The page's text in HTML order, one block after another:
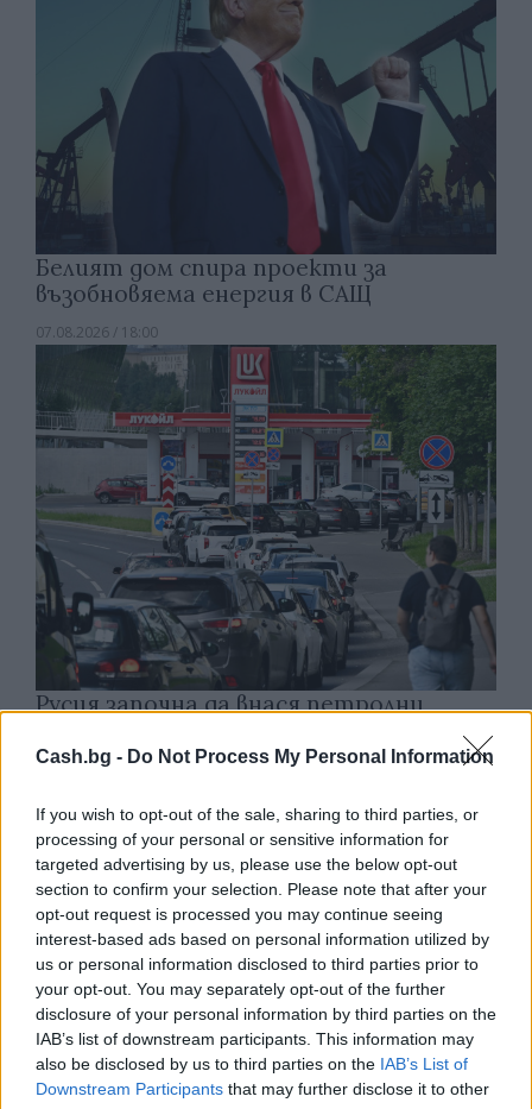
Cash.bg - Do Not Process My Personal Information
If you wish to opt-out of the sale, sharing to third parties, or
processing of your personal or sensitive information for
targeted advertising by us, please use the below opt-out
section to confirm your selection. Please note that after your
opt-out request is processed you may continue seeing
interest-based ads based on personal information utilized by
us or personal information disclosed to third parties prior to
your opt-out. You may separately opt-out of the further
disclosure of your personal information by third parties on the
IAB’s list of downstream participants. This information may
also be disclosed by us to third parties on the IAB’s List of
Downstream Participants that may further disclose it to other
Белият дом спира проекти за
възобновяема енергия в САЩ
07.08.2026 / 18:00
Русия започна да внася петролни
07.08.2026 / 17:05